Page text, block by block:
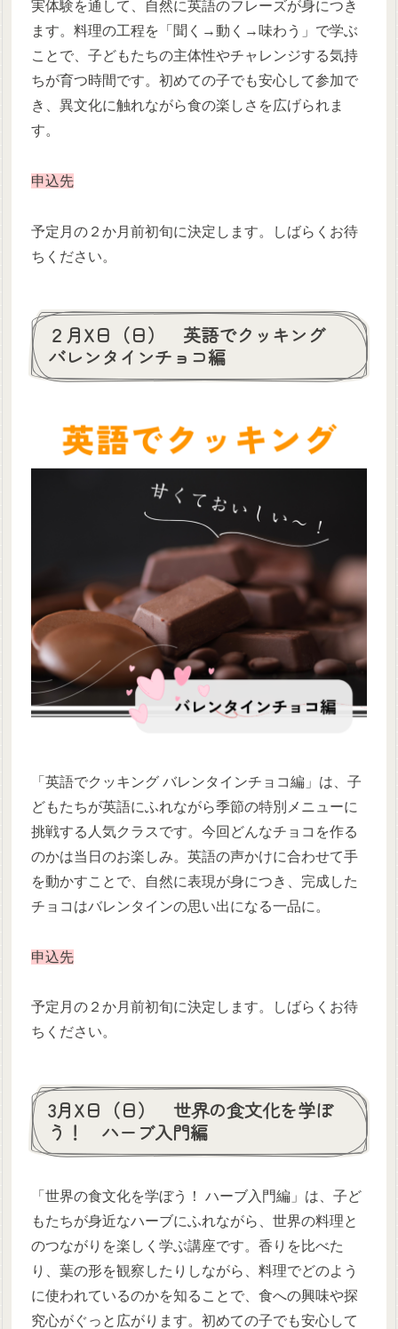
実体験を通して、自然に英語のフレーズが身につき
ます。料理の工程を「聞く→動く→味わう」で学ぶ
ことで、子どもたちの主体性やチャレンジする気持
ちが育つ時間です。初めての子でも安心して参加で
き、異文化に触れながら食の楽しさを広げられま
す。
申込先
予定月の２か月前初旬に決定します。しばらくお待
ちください。
２月X日（日） 英語でクッキング
バレンタインチョコ編
「英語でクッキング バレンタインチョコ編」は、子
どもたちが英語にふれながら季節の特別メニューに
挑戦する人気クラスです。今回どんなチョコを作る
のかは当日のお楽しみ。英語の声かけに合わせて手
を動かすことで、自然に表現が身につき、完成した
チョコはバレンタインの思い出になる一品に。
申込先
予定月の２か月前初旬に決定します。しばらくお待
ちください。
3月X日（日） 世界の食文化を学ぼ
う！ ハーブ入門編
「世界の食文化を学ぼう！ ハーブ入門編」は、子ど
もたちが身近なハーブにふれながら、世界の料理と
のつながりを楽しく学ぶ講座です。香りを比べた
り、葉の形を観察したりしながら、料理でどのよう
に使われているのかを知ることで、食への興味や探
究心がぐっと広がります。初めての子でも安心して